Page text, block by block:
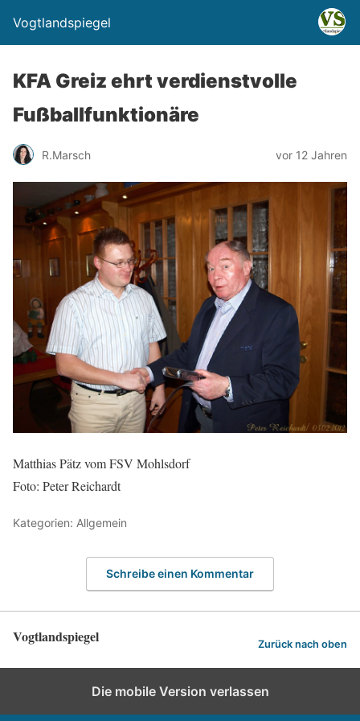
Vogtlandspiegel
KFA Greiz ehrt verdienstvolle
Fußballfunktionäre
R.Marsch vor 12 Jahren
Matthias Pätz vom FSV Mohlsdorf
Foto: Peter Reichardt
Kategorien: Allgemein
Schreibe einen Kommentar
Vogtlandspiegel Zurück nach oben
Die mobile Version verlassen